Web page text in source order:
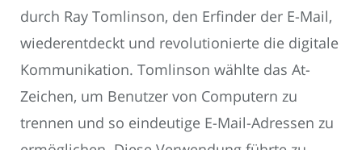
durch Ray Tomlinson, den Erfinder der E-Mail,
wiederentdeckt und revolutionierte die digitale
Kommunikation. Tomlinson wählte das At-
Zeichen, um Benutzer von Computern zu
trennen und so eindeutige E-Mail-Adressen zu